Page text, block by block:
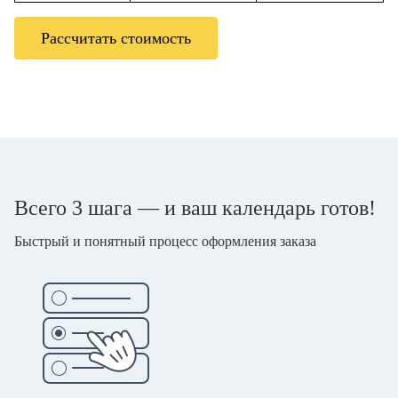
Рассчитать стоимость
Всего 3 шага — и ваш календарь готов!
Быстрый и понятный процесс оформления заказа